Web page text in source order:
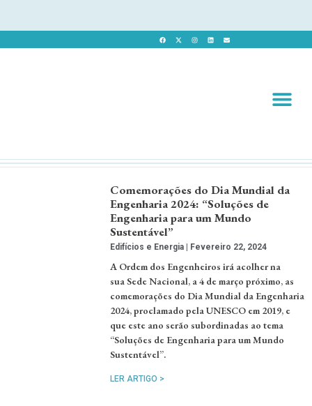
Comemorações do Dia Mundial da
Engenharia 2024: “Soluções de
Engenharia para um Mundo
Sustentável”
Edifícios e Energia Fevereiro 22, 2024
A Ordem dos Engenheiros irá acolher na
sua Sede Nacional, a 4 de março próximo, as
comemorações do Dia Mundial da Engenharia
2024, proclamado pela UNESCO em 2019, e
que este ano serão subordinadas ao tema
“Soluções de Engenharia para um Mundo
Sustentável”.
LER ARTIGO >